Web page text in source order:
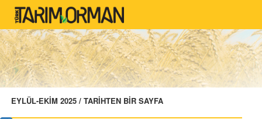
EYLÜL-EKİM 2025 / TARİHTEN BİR SAYFA